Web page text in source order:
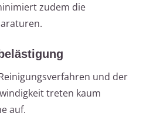
zudem die
und der
treten kaum
auf.